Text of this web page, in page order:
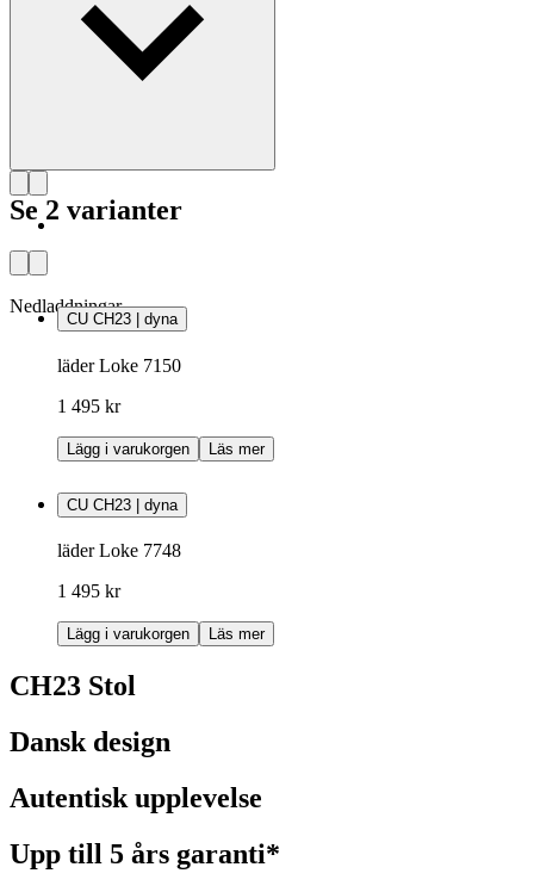
Nedladdningar
Se 2 varianter
CU CH23 | dyna
läder Loke 7150
1 495 kr
Lägg i varukorgen Läs mer
CU CH23 | dyna
läder Loke 7748
1 495 kr
Lägg i varukorgen Läs mer
CH23 Stol
Dansk design
Autentisk upplevelse
Upp till 5 års garanti*